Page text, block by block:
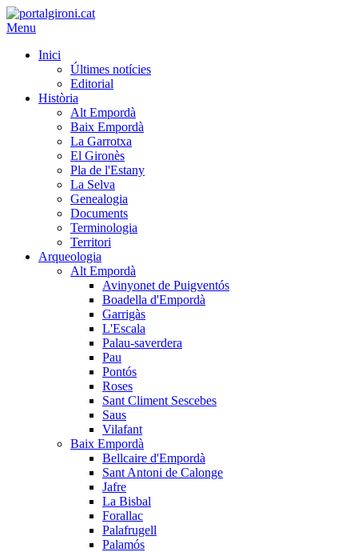
Menu
Inici
Últimes notícies
Editorial
Història
Alt Empordà
Baix Empordà
La Garrotxa
El Gironès
Pla de l'Estany
La Selva
Genealogia
Documents
Terminologia
Territori
Arqueologia
Alt Empordà
Avinyonet de Puigventós
Boadella d'Empordà
Garrigàs
L'Escala
Palau-saverdera
Pau
Pontós
Roses
Sant Climent Sescebes
Saus
Vilafant
Baix Empordà
Bellcaire d'Empordà
Sant Antoni de Calonge
Jafre
La Bisbal
Forallac
Palafrugell
Palamós